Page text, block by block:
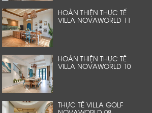
HOÀN THIỆN THỰC TẾ
VILLA NOVAWORLD 11
HOÀN THIỆN THỰC TẾ
VILLA NOVAWORLD 10
THỰC TẾ VILLA GOLF